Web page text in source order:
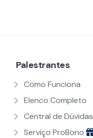
Palestrantes
Como Funciona
Elenco Completo
Central de Dúvidas
Serviço ProBono